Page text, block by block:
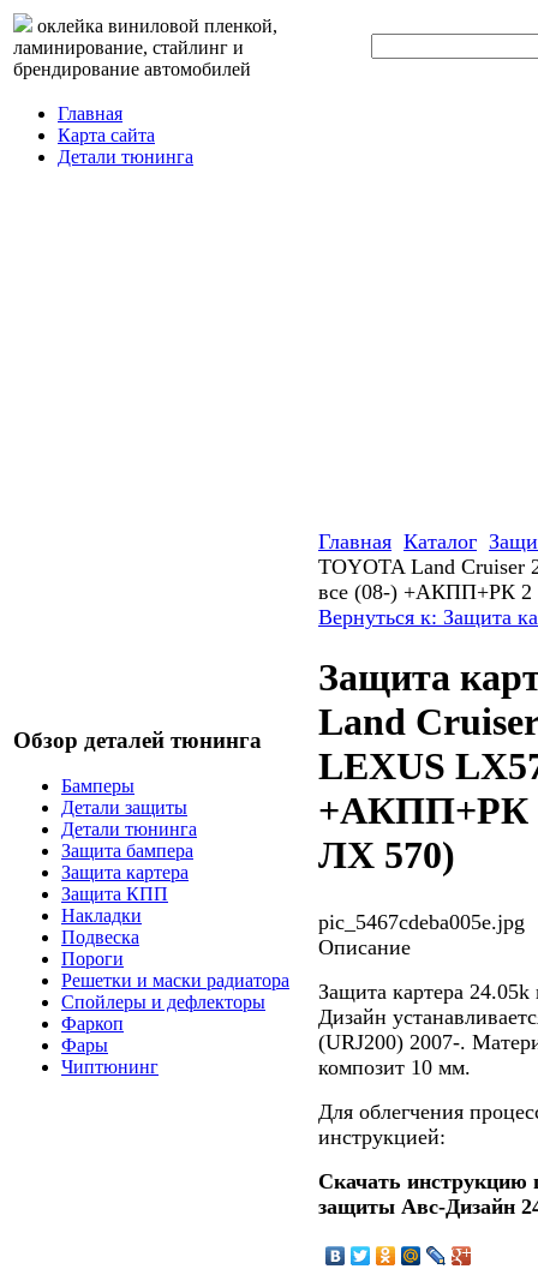
оклейка виниловой пленкой,
ламинирование, стайлинг и
брендирование автомобилей
Главная
Карта сайта
Детали тюнинга
Обзор деталей тюнинга
Бамперы
Детали защиты
Детали тюнинга
Защита бампера
Защита картера
Защита КПП
Накладки
Подвеска
Пороги
Решетки и маски радиатора
Спойлеры и дефлекторы
Фаркоп
Фары
Чиптюнинг
Главная Каталог
TOYOTA Land Cruiser
все (08-) +АКПП+РК 2
Вернуться к: Защита
Защита
Land
LEXUS
+АКПП+РК
ЛХ 570)
pic_5467cdeba005e.jpg
Описание
Защита картера
Дизайн
(URJ200) 2007-.
композит 10 мм.
Для облегчения
инструкцией:
Скачать инструкцию
защиты Авс-Дизайн